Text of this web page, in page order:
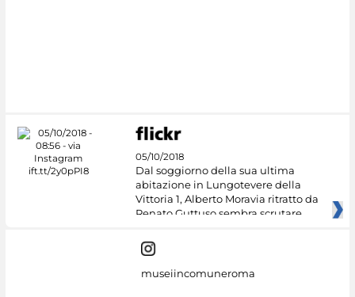
05/10/2018
Dal soggiorno della sua ultima
abitazione in Lungotevere della
Vittoria 1, Alberto Moravia ritratto da
Renato Guttuso sembra scrutare
museiincomuneroma